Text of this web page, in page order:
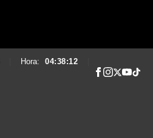
Hora: 04:38:13